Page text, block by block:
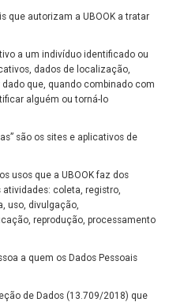
que autorizam a UBOOK a tratar
a um indivíduo identificado ou
dados de localização,
que, quando combinado com
alguém ou torná-lo
são os sites e aplicativos de
usos que a UBOOK faz dos
coleta, registro,
uso, divulgação,
reprodução, processamento
a quem os Dados Pessoais
de Dados (13.709/2018) que